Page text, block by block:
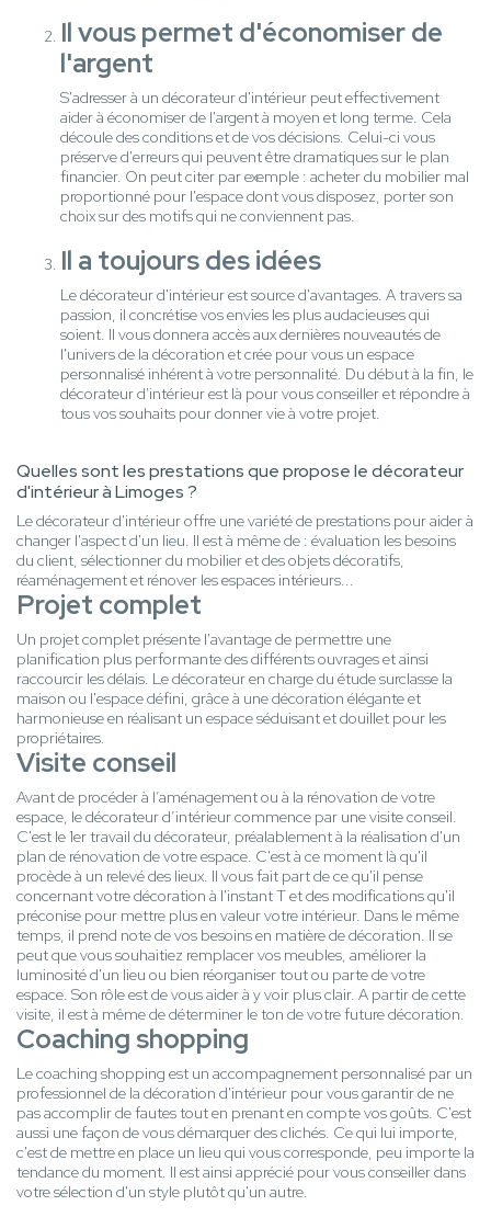
Il vous permet d'économiser de
l'argent
S'adresser à un décorateur d'intérieur peut effectivement
aider à économiser de l'argent à moyen et long terme. Cela
découle des conditions et de vos décisions. Celui-ci vous
préserve d'erreurs qui peuvent être dramatiques sur le plan
financier. On peut citer par exemple : acheter du mobilier mal
proportionné pour l'espace dont vous disposez, porter son
choix sur des motifs qui ne conviennent pas.
Il a toujours des idées
Le décorateur d'intérieur est source d'avantages. A travers sa
passion, il concrétise vos envies les plus audacieuses qui
soient. Il vous donnera accès aux dernières nouveautés de
l'univers de la décoration et crée pour vous un espace
personnalisé inhérent à votre personnalité. Du début à la fin, le
décorateur d'intérieur est là pour vous conseiller et répondre à
tous vos souhaits pour donner vie à votre projet.
Quelles sont les prestations que propose le décorateur
d'intérieur à Limoges ?
Le décorateur d'intérieur offre une variété de prestations pour aider à
changer l'aspect d'un lieu. Il est à même de : évaluation les besoins
du client, sélectionner du mobilier et des objets décoratifs,
réaménagement et rénover les espaces intérieurs...
Projet complet
Un projet complet présente l'avantage de permettre une
planification plus performante des différents ouvrages et ainsi
raccourcir les délais. Le décorateur en charge du étude surclasse la
maison ou l'espace défini, grâce à une décoration élégante et
harmonieuse en réalisant un espace séduisant et douillet pour les
propriétaires.
Visite conseil
Avant de procéder à l’aménagement ou à la rénovation de votre
espace, le décorateur d’intérieur commence par une visite conseil.
C'est le 1er travail du décorateur, préalablement à la réalisation d'un
plan de rénovation de votre espace. C'est à ce moment là qu'il
procède à un relevé des lieux. Il vous fait part de ce qu'il pense
concernant votre décoration à l'instant T et des modifications qu'il
préconise pour mettre plus en valeur votre intérieur. Dans le même
temps, il prend note de vos besoins en matière de décoration. Il se
peut que vous souhaitiez remplacer vos meubles, améliorer la
luminosité d'un lieu ou bien réorganiser tout ou parte de votre
espace. Son rôle est de vous aider à y voir plus clair. A partir de cette
visite, il est à même de déterminer le ton de votre future décoration.
Coaching shopping
Le coaching shopping est un accompagnement personnalisé par un
professionnel de la décoration d'intérieur pour vous garantir de ne
pas accomplir de fautes tout en prenant en compte vos goûts. C'est
aussi une façon de vous démarquer des clichés. Ce qui lui importe,
c'est de mettre en place un lieu qui vous corresponde, peu importe la
tendance du moment. Il est ainsi apprécié pour vous conseiller dans
votre sélection d'un style plutôt qu'un autre.